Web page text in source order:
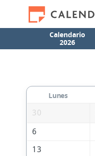
Calendario
2026
Lunes
30
6
13